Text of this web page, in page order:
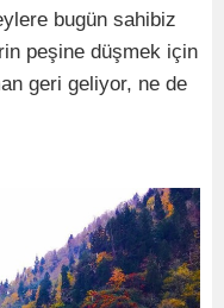
bugün sahibiz
peşine düşmek için
geri geliyor, ne de